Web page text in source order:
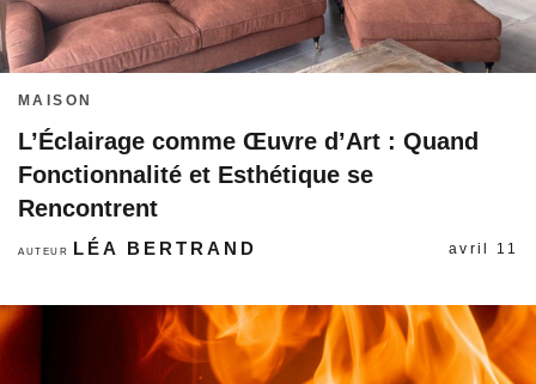
MAISON
L’Éclairage comme Œuvre d’Art : Quand
Fonctionnalité et Esthétique se
Rencontrent
AUTEUR LÉA BERTRAND avril 11